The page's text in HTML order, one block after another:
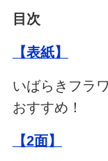
目次
【表紙】
いばらきフラ
おすすめ！
【2面】